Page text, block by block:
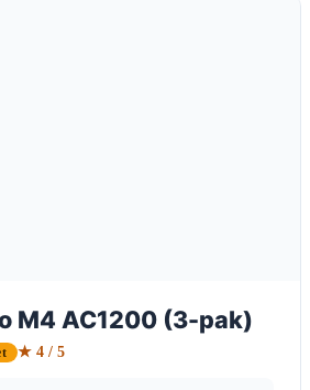
M4 AC1200 (3-pak)
★ 4 / 5